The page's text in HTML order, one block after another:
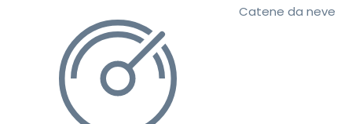
Catene da neve